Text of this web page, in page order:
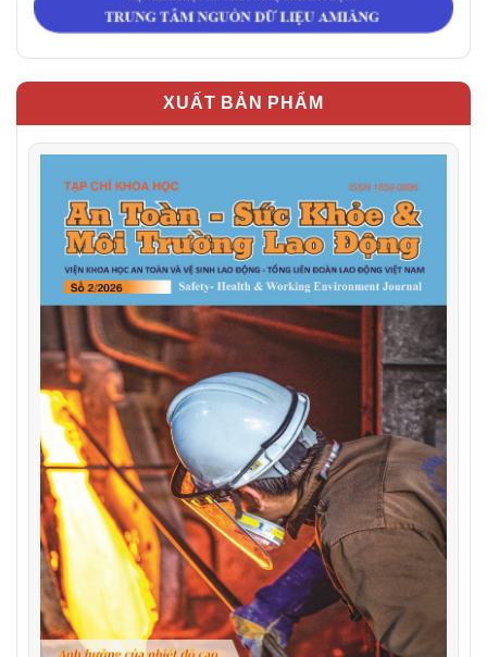
XUẤT BẢN PHẨM